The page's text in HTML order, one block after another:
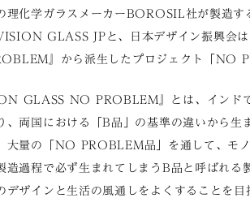
理化学ガラスメーカーBOROSIL社が製造
GLASS JPと、日本デザイン振興
』から派生したプロジェクト「NO
GLASS NO PROBLEM』とは、インド
、両国における「B品」の基準の違いから
大量の「NO PROBLEM品」を通して、モ
造過程で必ず生まれてしまうB品と呼ばれ
デザインと生活の風通しをよくすることを目